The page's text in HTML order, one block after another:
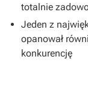
totalnie
Jeden z
opanował
konkurencję